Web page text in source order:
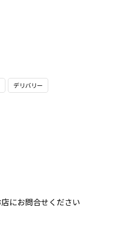
デリバリー
にお問合せください